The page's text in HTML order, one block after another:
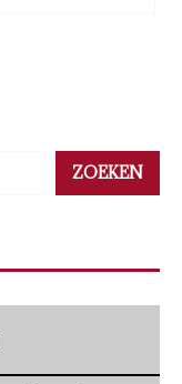
ZOEKEN